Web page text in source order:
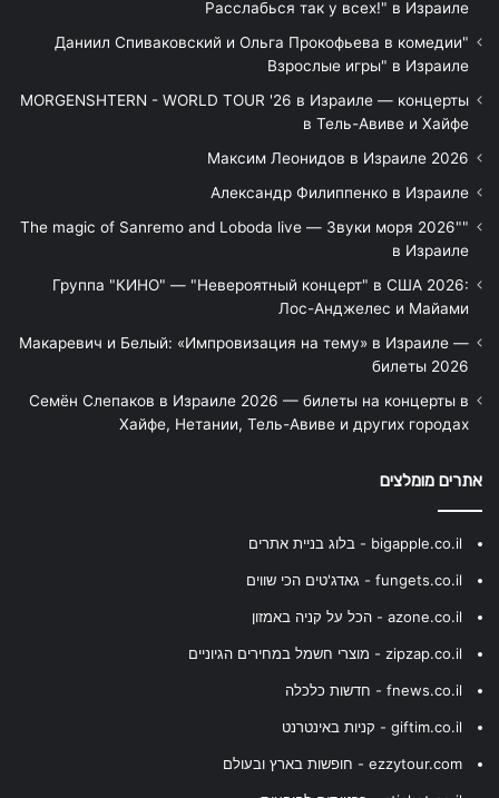
Расслабься так у всех!" в Израиле
"Даниил Спиваковский и Ольга Прокофьева в комедии
Взрослые игры" в Израиле
MORGENSHTERN - WORLD TOUR '26 в Израиле — концерты
в Тель-Авиве и Хайфе
Максим Леонидов в Израиле 2026
Александр Филиппенко в Израиле
"The magic of Sanremo and Loboda live — Звуки моря 2026"
в Израиле
Группа "КИНО" — "Невероятный концерт" в США 2026:
Лос-Анджелес и Майами
Макаревич и Белый: «Импровизация на тему» в Израиле —
билеты 2026
Семён Слепаков в Израиле 2026 — билеты на концерты в
Хайфе, Нетании, Тель-Авиве и других городах
אתרים מומלצים
bigapple.co.il - בלוג בניית אתרים
fungets.co.il - גאדג'טים הכי שווים
azone.co.il - הכל על קניה באמזון
zipzap.co.il - מוצרי חשמל במחירים הגיוניים
fnews.co.il - חדשות כלכלה
giftim.co.il - קניות באינטרנט
ezzytour.com - חופשות בארץ ובעולם